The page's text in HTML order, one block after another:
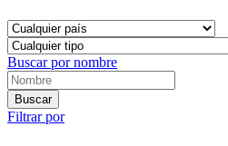
Buscar por nombre
Filtrar por